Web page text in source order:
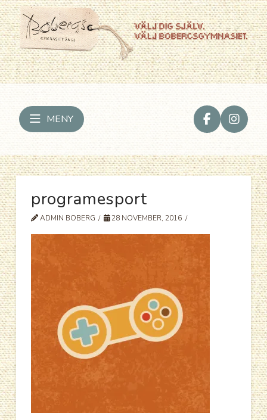
MENY
programesport
ADMIN BOBERG 28 NOVEMBER, 2016